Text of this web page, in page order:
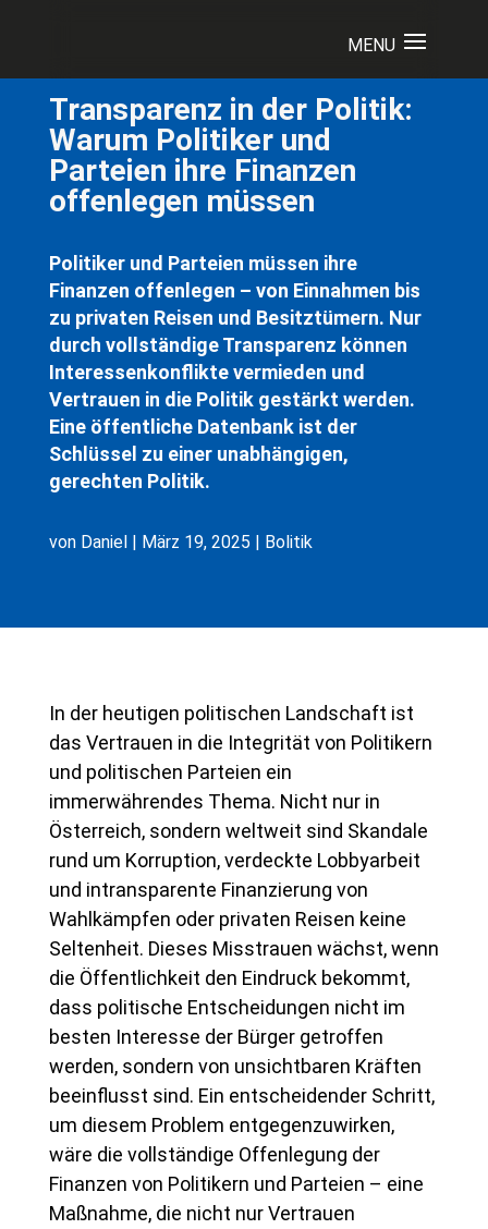
Transparenz in der Politik:
Warum Politiker und
Parteien ihre Finanzen
offenlegen müssen
Politiker und Parteien müssen ihre
Finanzen offenlegen – von Einnahmen bis
zu privaten Reisen und Besitztümern. Nur
durch vollständige Transparenz können
Interessenkonflikte vermieden und
Vertrauen in die Politik gestärkt werden.
Eine öffentliche Datenbank ist der
Schlüssel zu einer unabhängigen,
gerechten Politik.
von Daniel| März 19, 2025 | Bolitik
In der heutigen politischen Landschaft ist
das Vertrauen in die Integrität von Politikern
und politischen Parteien ein
immerwährendes Thema. Nicht nur in
Österreich, sondern weltweit sind Skandale
rund um Korruption, verdeckte Lobbyarbeit
und intransparente Finanzierung von
Wahlkämpfen oder privaten Reisen keine
Seltenheit. Dieses Misstrauen wächst, wenn
die Öffentlichkeit den Eindruck bekommt,
dass politische Entscheidungen nicht im
besten Interesse der Bürger getroffen
werden, sondern von unsichtbaren Kräften
beeinflusst sind. Ein entscheidender Schritt,
um diesem Problem entgegenzuwirken,
wäre die vollständige Offenlegung der
Finanzen von Politikern und Parteien – eine
Maßnahme, die nicht nur Vertrauen